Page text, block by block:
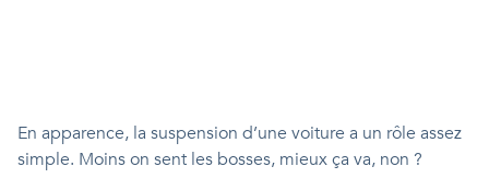
En apparence, la suspension d’une voiture a un rôle assez
simple. Moins on sent les bosses, mieux ça va, non ?